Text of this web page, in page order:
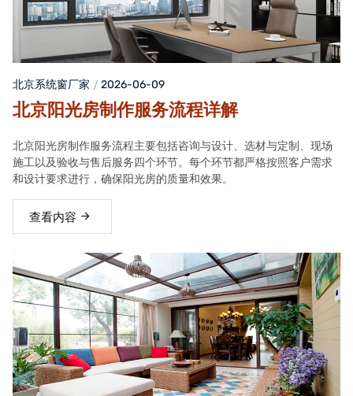
北京系统窗厂家 2026-06-09
北京阳光房制作服务流程详解
北京阳光房制作服务流程主要包括咨询与设计、选材与定制、现场
施工以及验收与售后服务四个环节。每个环节都严格按照客户需求
和设计要求进行，确保阳光房的质量和效果。
查看内容